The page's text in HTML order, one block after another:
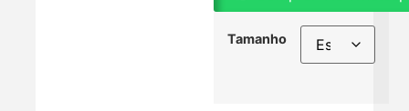
Tamanho